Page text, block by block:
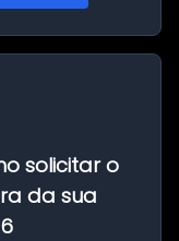
solicitar o
da sua